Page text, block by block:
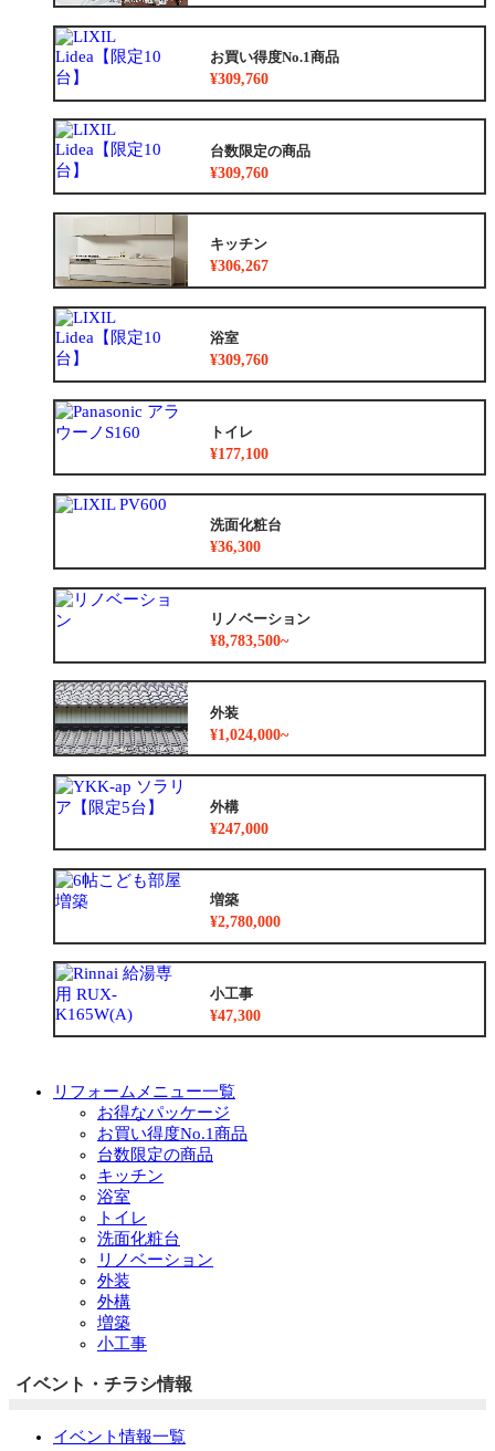
お買い得度No.1商品
¥309,760
台数限定の商品
¥309,760
キッチン
¥306,267
浴室
¥309,760
トイレ
¥177,100
洗面化粧台
¥36,300
リノベーション
¥8,783,500~
外装
¥1,024,000~
外構
¥247,000
増築
¥2,780,000
小工事
¥47,300
リフォームメニュー一覧
お得なパッケージ
お買い得度No.1商品
台数限定の商品
キッチン
浴室
トイレ
洗面化粧台
リノベーション
外装
外構
増築
小工事
イベント・チラシ情報
イベント情報一覧